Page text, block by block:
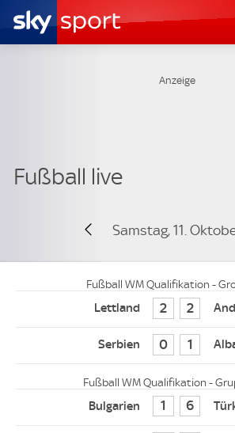
Samstag, 11.
Fußball WM Qualifikation -
2 2
0 1
Fußball WM Qualifikation -
1 6